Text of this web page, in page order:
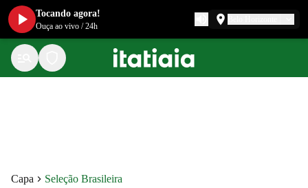
Capa Seleção Brasileira
Tocando agora!
Ouça ao vivo /24h